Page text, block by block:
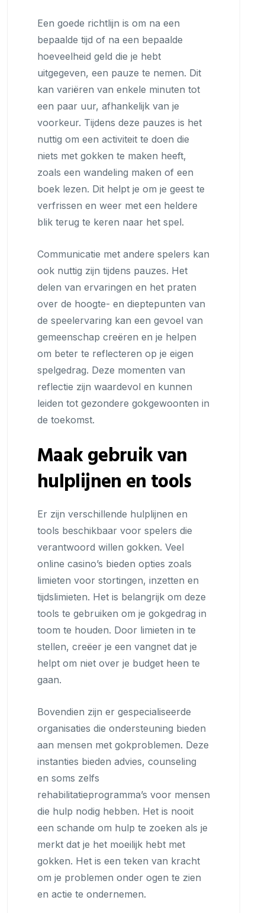
Een goede richtlijn is om na een
bepaalde tijd of na een bepaalde
hoeveelheid geld die je hebt
uitgegeven, een pauze te nemen. Dit
kan variëren van enkele minuten tot
een paar uur, afhankelijk van je
voorkeur. Tijdens deze pauzes is het
nuttig om een activiteit te doen die
niets met gokken te maken heeft,
zoals een wandeling maken of een
boek lezen. Dit helpt je om je geest te
verfrissen en weer met een heldere
blik terug te keren naar het spel.
Communicatie met andere spelers kan
ook nuttig zijn tijdens pauzes. Het
delen van ervaringen en het praten
over de hoogte- en dieptepunten van
de speelervaring kan een gevoel van
gemeenschap creëren en je helpen
om beter te reflecteren op je eigen
spelgedrag. Deze momenten van
reflectie zijn waardevol en kunnen
leiden tot gezondere gokgewoonten in
de toekomst.
Maak gebruik van
hulplijnen en tools
Er zijn verschillende hulplijnen en
tools beschikbaar voor spelers die
verantwoord willen gokken. Veel
online casino’s bieden opties zoals
limieten voor stortingen, inzetten en
tijdslimieten. Het is belangrijk om deze
tools te gebruiken om je gokgedrag in
toom te houden. Door limieten in te
stellen, creëer je een vangnet dat je
helpt om niet over je budget heen te
gaan.
Bovendien zijn er gespecialiseerde
organisaties die ondersteuning bieden
aan mensen met gokproblemen. Deze
instanties bieden advies, counseling
en soms zelfs
rehabilitatieprogramma’s voor mensen
die hulp nodig hebben. Het is nooit
een schande om hulp te zoeken als je
merkt dat je het moeilijk hebt met
gokken. Het is een teken van kracht
om je problemen onder ogen te zien
en actie te ondernemen.